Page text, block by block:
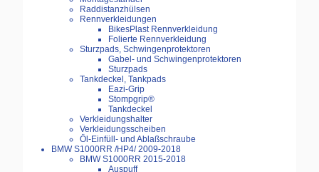
Raddistanzhülsen
Rennverkleidungen
BikesPlast Rennverkleidung
Folierte Rennverkleidung
Sturzpads, Schwingenprotektoren
Gabel- und Schwingenprotektoren
Sturzpads
Tankdeckel, Tankpads
Eazi-Grip
Stompgrip®
Tankdeckel
Verkleidungshalter
Verkleidungsscheiben
Öl-Einfüll- und Ablaßschraube
BMW S1000RR /HP4/ 2009-2018
BMW S1000RR 2015-2018
Auspuff